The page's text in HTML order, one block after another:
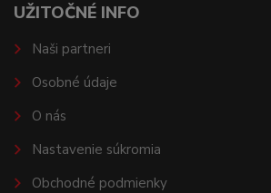
UŽITOČNÉ INFO
Naši partneri
Osobné údaje
O nás
Nastavenie súkromia
Obchodné podmienky